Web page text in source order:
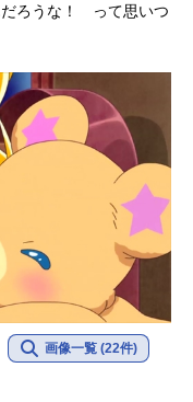
だろうな！ って思いつ
画像一覧 (22件)